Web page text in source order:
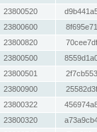
23800520
23800600
23800820
23800500
23800501
23800900
23800322
23800320